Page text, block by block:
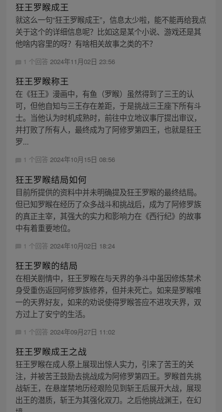
狂王罗睺成王
就这么一句“狂王罗睺成王”，信息太少啦，能不能再给我点
关于这个的详细信息呢？比如这是某个小说、游戏还是其
他啥内容里的呀？有啥相关故事之类的不？
1 个回答 2024年11月02日 23:56
狂王罗睺称王
在《狂王》漫画中，有鱼（罗睺）虽然得到了三王的认
可，但他自知与三王存在差距，于是挑战三王座下所有斗
士。当他认为时机成熟时，前往中立地议事厅提出审议，
并打败了所有人，最终成为了阿修罗第四王，也就是狂王
罗...
1 个回答 2024年10月15日 08:56
狂王罗睺结局如何
目前所提供的资料中并未明确提及狂王罗睺的最终结局。
但已知罗睺在经历了众多战斗和挑战后，成为了阿修罗族
的真正主宰，其强大的实力和影响力在《西行纪》的故事
中有着重要地位。
1 个回答 2024年10月02日 18:24
狂王罗睺的结局
在相关剧情中，狂王罗睺在与天界的争斗中虽因修炼禁术
身受重伤返回阿修罗族修养，但并未死亡。如来是罗睺唯
一的天界好友，如来的劝说使得罗睺答应不进攻天界，双
方过上了安宁的生活。
1 个回答 2024年09月27日 11:02
狂王罗睺成王之战
狂王罗睺在成人祭上展现出惊人实力，引来了苦王的关
注，并被苦王鼓励去挑战成为阿修罗第四王。罗睺首先挑
战斩王，在悬崖禁地历经艰险见到斩王后展开大战，展现
出王的潜质，斩王为其强化双刀。之后他挑战渊王，在幻